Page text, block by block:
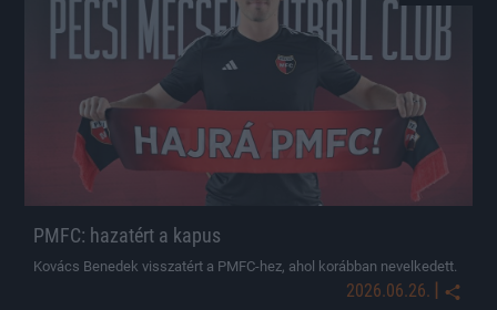
PMFC: hazatért a kapus
Kovács Benedek visszatért a PMFC-hez, ahol korábban nevelkedett.
2026.06.26. |